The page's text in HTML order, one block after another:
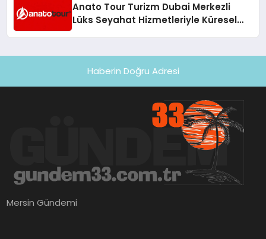
Anato Tour Turizm Dubai Merkezli
Lüks Seyahat Hizmetleriyle Küresel
Haberin Doğru Adresi
Mersin Gündemi